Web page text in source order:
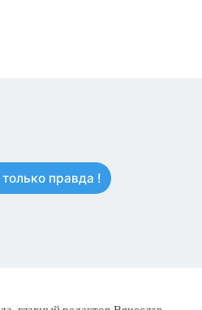
правда !